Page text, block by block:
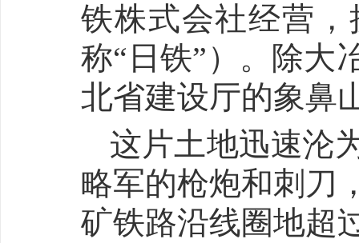
铁株式会社经营
称“日铁”）。除大
北省建设厅的象鼻
这片土地迅速沦
略军的枪炮和刺刀
矿铁路沿线圈地超